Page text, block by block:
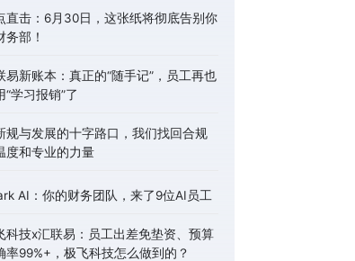
直击：6月30日，这张纸将彻底告别你
务部！
易新账本：真正的“随手记”，员工再也
“学习报销”了
规与发展的十字路口，我们找回合规
度和专业的力量
AI：你的财务团队，来了9位AI员工
科技x汇联易：员工出差免垫资、预算
率99%+，极飞科技怎么做到的？